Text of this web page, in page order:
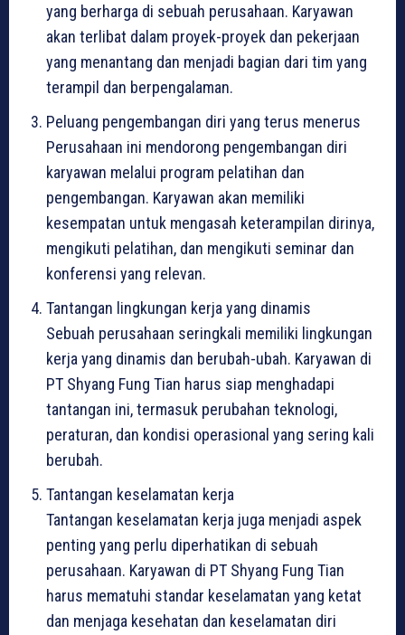
yang berharga di sebuah perusahaan. Karyawan
akan terlibat dalam proyek-proyek dan pekerjaan
yang menantang dan menjadi bagian dari tim yang
terampil dan berpengalaman.
Peluang pengembangan diri yang terus menerus
Perusahaan ini mendorong pengembangan diri
karyawan melalui program pelatihan dan
pengembangan. Karyawan akan memiliki
kesempatan untuk mengasah keterampilan dirinya,
mengikuti pelatihan, dan mengikuti seminar dan
konferensi yang relevan.
Tantangan lingkungan kerja yang dinamis
Sebuah perusahaan seringkali memiliki lingkungan
kerja yang dinamis dan berubah-ubah. Karyawan di
PT Shyang Fung Tian harus siap menghadapi
tantangan ini, termasuk perubahan teknologi,
peraturan, dan kondisi operasional yang sering kali
berubah.
Tantangan keselamatan kerja
Tantangan keselamatan kerja juga menjadi aspek
penting yang perlu diperhatikan di sebuah
perusahaan. Karyawan di PT Shyang Fung Tian
harus mematuhi standar keselamatan yang ketat
dan menjaga kesehatan dan keselamatan diri